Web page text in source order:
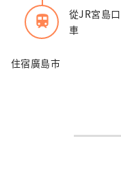
train
從JR宮島
車
住宿廣島市